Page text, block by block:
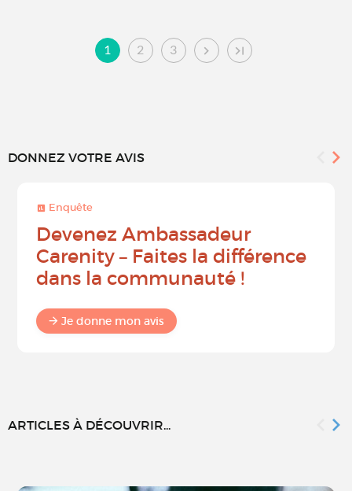
1 2 3
DONNEZ VOTRE AVIS
Enquête
Devenez Ambassadeur
Carenity – Faites la différence
dans la communauté !
Je donne mon avis
ARTICLES À DÉCOUVRIR...